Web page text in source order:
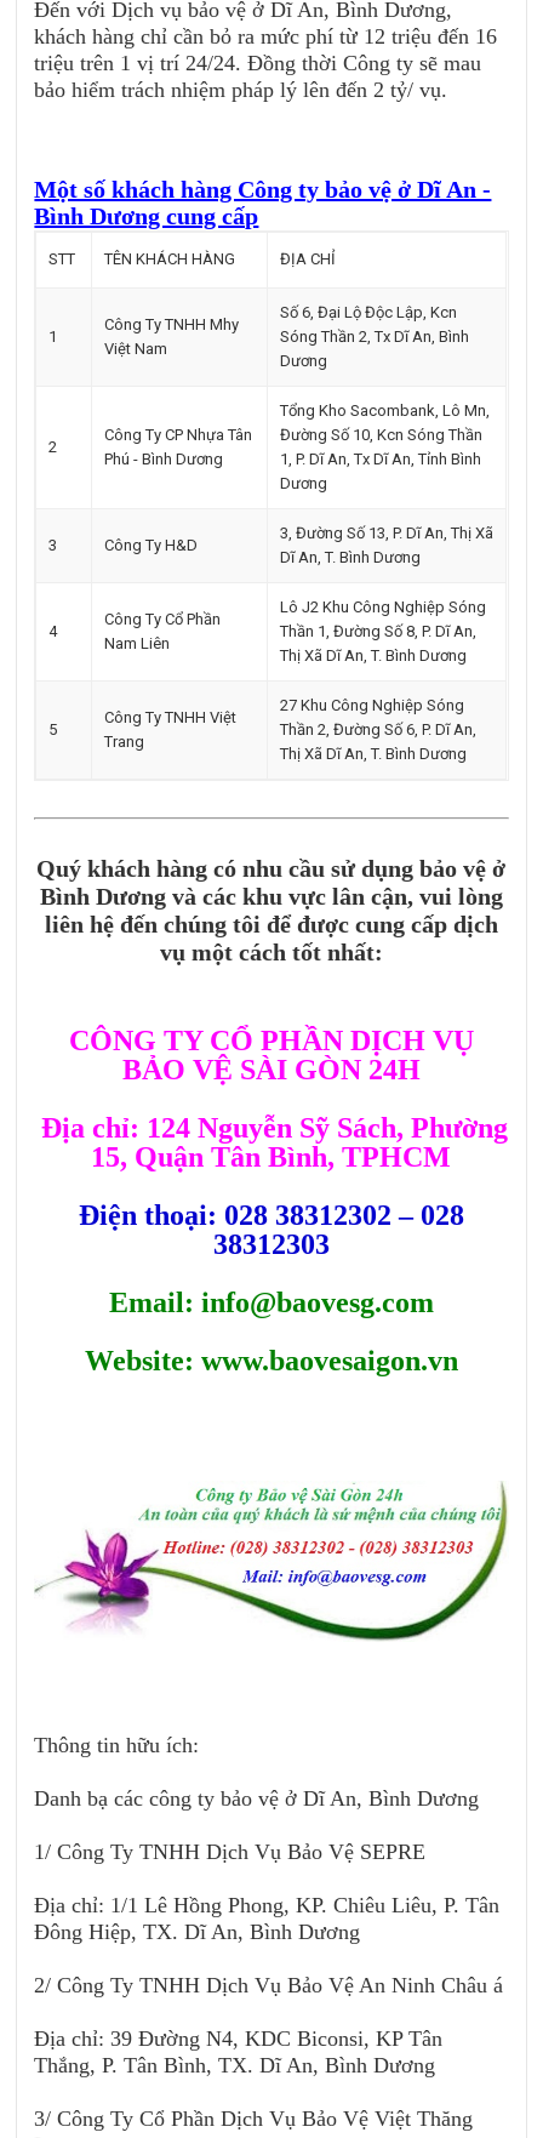
Đến với Dịch vụ bảo vệ ở Dĩ An, Bình Dương,
khách hàng chỉ cần bỏ ra mức phí từ 12 triệu đến 16
triệu trên 1 vị trí 24/24. Đồng thời Công ty sẽ mau
bảo hiểm trách nhiệm pháp lý lên đến 2 tỷ/ vụ.
Một số khách hàng Công ty bảo vệ ở Dĩ An -
Bình Dương cung cấp
STT TÊN KHÁCH HÀNG ĐỊA CHỈ
1
Công Ty TNHH Mhy
Việt Nam
Số 6, Đại Lộ Độc Lập, Kcn
Sóng Thần 2, Tx Dĩ An, Bình
Dương
2
Công Ty CP Nhựa Tân
Phú - Bình Dương
Tổng Kho Sacombank, Lô Mn,
Đường Số 10, Kcn Sóng Thần
1, P. Dĩ An, Tx Dĩ An, Tỉnh Bình
Dương
3 Công Ty H&D
3, Đường Số 13, P. Dĩ An, Thị Xã
Dĩ An, T. Bình Dương
4
Công Ty Cổ Phần
Nam Liên
Lô J2 Khu Công Nghiệp Sóng
Thần 1, Đường Số 8, P. Dĩ An,
Thị Xã Dĩ An, T. Bình Dương
5
Công Ty TNHH Việt
Trang
27 Khu Công Nghiệp Sóng
Thần 2, Đường Số 6, P. Dĩ An,
Thị Xã Dĩ An, T. Bình Dương
Quý khách hàng có nhu cầu sử dụng bảo vệ ở
Bình Dương và các khu vực lân cận, vui lòng
liên hệ đến chúng tôi để được cung cấp dịch
vụ một cách tốt nhất:
CÔNG TY CỔ PHẦN DỊCH VỤ
BẢO VỆ SÀI GÒN 24H
Địa chỉ: 124 Nguyễn Sỹ Sách, Phường
15, Quận Tân Bình, TPHCM
Điện thoại: 028 38312302 – 028
38312303
Email: info@baovesg.com
Website: www.baovesaigon.vn
Thông tin hữu ích:
Danh bạ các công ty bảo vệ ở Dĩ An, Bình Dương
1/ Công Ty TNHH Dịch Vụ Bảo Vệ SEPRE
Địa chỉ: 1/1 Lê Hồng Phong, KP. Chiêu Liêu, P. Tân
Đông Hiệp, TX. Dĩ An, Bình Dương
2/ Công Ty TNHH Dịch Vụ Bảo Vệ An Ninh Châu á
Địa chỉ: 39 Đường N4, KDC Biconsi, KP Tân
Thắng, P. Tân Bình, TX. Dĩ An, Bình Dương
3/ Công Ty Cổ Phần Dịch Vụ Bảo Vệ Việt Thăng